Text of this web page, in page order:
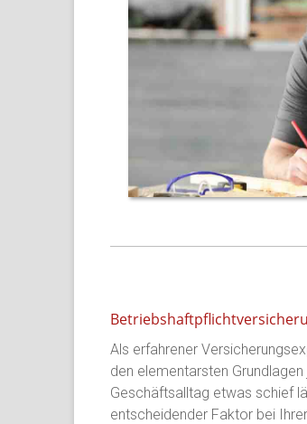
Als erfahrener
den elementarsten
Geschäftsalltag etwas schief
entscheidender Faktor bei